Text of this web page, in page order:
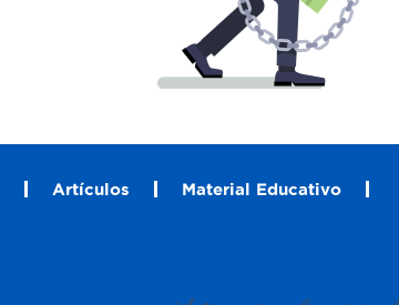
Artículos Material Educativo